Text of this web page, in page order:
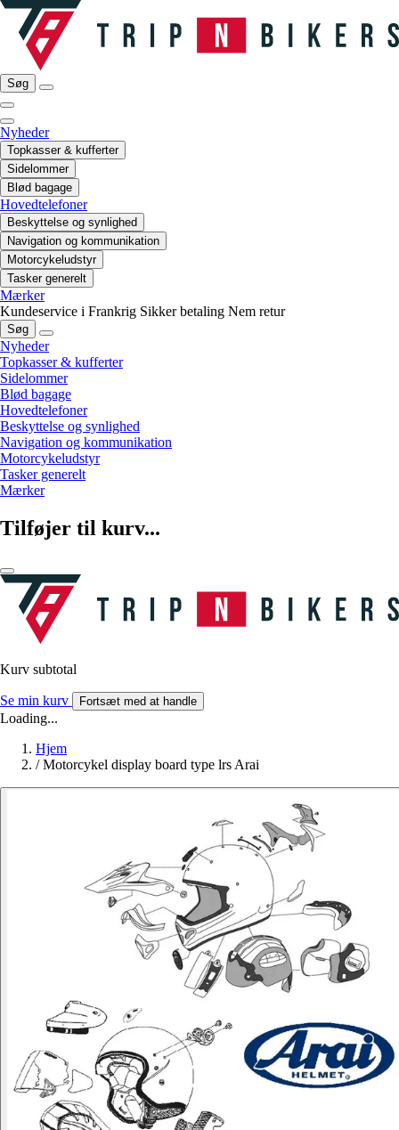
Søg
Nyheder
Topkasser & kufferter
Sidelommer
Blød bagage
Hovedtelefoner
Beskyttelse og synlighed
Navigation og kommunikation
Motorcykeludstyr
Tasker generelt
Mærker
Kundeservice i Frankrig Sikker betaling Nem retur
Søg
Nyheder
Topkasser & kufferter
Sidelommer
Blød bagage
Hovedtelefoner
Beskyttelse og synlighed
Navigation og kommunikation
Motorcykeludstyr
Tasker generelt
Mærker
Tilføjer til kurv...
Kurv subtotal
Se min kurv Fortsæt med at handle
Loading...
Hjem
/ Motorcykel display board type lrs Arai